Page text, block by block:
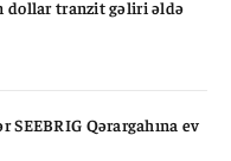
dollar tranzit gəliri əldə
Qərargahına ev